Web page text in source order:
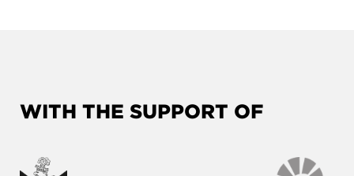
WITH THE SUPPORT OF